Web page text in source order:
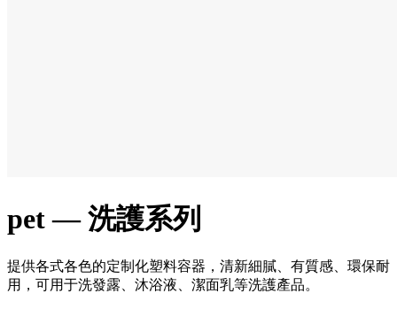
pet — 洗護系列
提供各式各色的定制化塑料容器，清新細膩、有質感、環保耐
用，可用于洗發露、沐浴液、潔面乳等洗護產品。